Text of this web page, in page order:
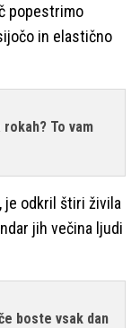
popestrimo
in elastično
To vam
, je odkril štiri živila
jih večina ljudi
boste vsak dan